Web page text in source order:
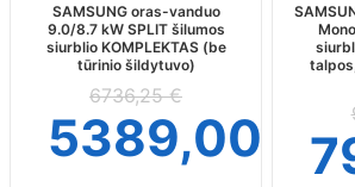
SAMSUNG oras-vanduo
9.0/8.7 kW SPLIT šilumos
siurblio KOMPLEKTAS (be
tūrinio šildytuvo)
6736,25€
5389,00